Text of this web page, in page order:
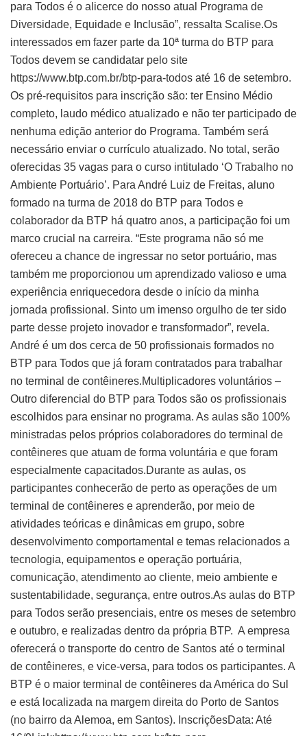
para Todos é o alicerce do nosso atual Programa de
Diversidade, Equidade e Inclusão”, ressalta Scalise.Os
interessados em fazer parte da 10ª turma do BTP para
Todos devem se candidatar pelo site
https://www.btp.com.br/btp-para-todos até 16 de setembro.
Os pré-requisitos para inscrição são: ter Ensino Médio
completo, laudo médico atualizado e não ter participado de
nenhuma edição anterior do Programa. Também será
necessário enviar o currículo atualizado. No total, serão
oferecidas 35 vagas para o curso intitulado ‘O Trabalho no
Ambiente Portuário’. Para André Luiz de Freitas, aluno
formado na turma de 2018 do BTP para Todos e
colaborador da BTP há quatro anos, a participação foi um
marco crucial na carreira. “Este programa não só me
ofereceu a chance de ingressar no setor portuário, mas
também me proporcionou um aprendizado valioso e uma
experiência enriquecedora desde o início da minha
jornada profissional. Sinto um imenso orgulho de ter sido
parte desse projeto inovador e transformador”, revela.
André é um dos cerca de 50 profissionais formados no
BTP para Todos que já foram contratados para trabalhar
no terminal de contêineres.Multiplicadores voluntários –
Outro diferencial do BTP para Todos são os profissionais
escolhidos para ensinar no programa. As aulas são 100%
ministradas pelos próprios colaboradores do terminal de
contêineres que atuam de forma voluntária e que foram
especialmente capacitados.Durante as aulas, os
participantes conhecerão de perto as operações de um
terminal de contêineres e aprenderão, por meio de
atividades teóricas e dinâmicas em grupo, sobre
desenvolvimento comportamental e temas relacionados a
tecnologia, equipamentos e operação portuária,
comunicação, atendimento ao cliente, meio ambiente e
sustentabilidade, segurança, entre outros.As aulas do BTP
para Todos serão presenciais, entre os meses de setembro
e outubro, e realizadas dentro da própria BTP. A empresa
oferecerá o transporte do centro de Santos até o terminal
de contêineres, e vice-versa, para todos os participantes. A
BTP é o maior terminal de contêineres da América do Sul
e está localizada na margem direita do Porto de Santos
(no bairro da Alemoa, em Santos). InscriçõesData: Até